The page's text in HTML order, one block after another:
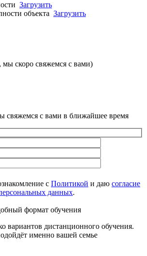
Загрузить
объекта Загрузить
мы скоро свяжемся с вами)
свяжемся с вами в ближайшее время
с Политикой и даю согласие
данных.
формат обучения
вариантов дистанционного обучения.
именно вашей семье